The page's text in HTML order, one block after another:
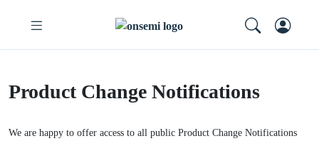
Product Change Notifications
We are happy to offer access to all public Product Change Notifications